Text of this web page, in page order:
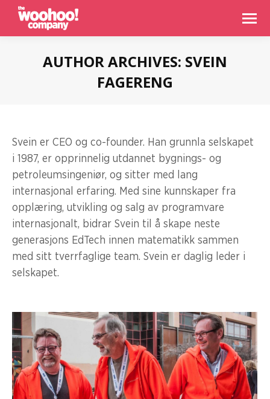
AUTHOR ARCHIVES: SVEIN
FAGERENG
Svein er CEO og co-founder. Han grunnla selskapet
i 1987, er opprinnelig utdannet bygnings- og
petroleumsingeniør, og sitter med lang
internasjonal erfaring. Med sine kunnskaper fra
opplæring, utvikling og salg av programvare
internasjonalt, bidrar Svein til å skape neste
generasjons EdTech innen matematikk sammen
med sitt tverrfaglige team. Svein er daglig leder i
selskapet.